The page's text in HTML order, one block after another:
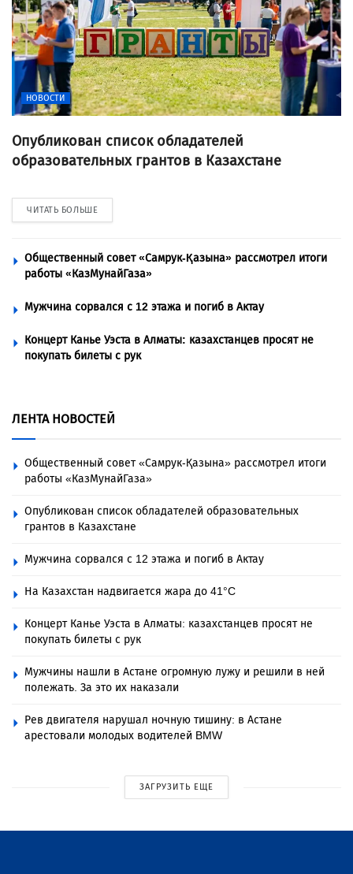
НОВОСТИ
Опубликован список обладателей
образовательных грантов в Казахстане
ЧИТАТЬ БОЛЬШЕ
Общественный совет «Самрук-Қазына» рассмотрел итоги
работы «КазМунайГаза»
Мужчина сорвался с 12 этажа и погиб в Актау
Концерт Канье Уэста в Алматы: казахстанцев просят не
покупать билеты с рук
ЛЕНТА НОВОСТЕЙ
Общественный совет «Самрук-Қазына» рассмотрел итоги
работы «КазМунайГаза»
Опубликован список обладателей образовательных
грантов в Казахстане
Мужчина сорвался с 12 этажа и погиб в Актау
На Казахстан надвигается жара до 41°C
Концерт Канье Уэста в Алматы: казахстанцев просят не
покупать билеты с рук
Мужчины нашли в Астане огромную лужу и решили в ней
полежать. За это их наказали
Рев двигателя нарушал ночную тишину: в Астане
арестовали молодых водителей BMW
ЗАГРУЗИТЬ ЕЩЕ